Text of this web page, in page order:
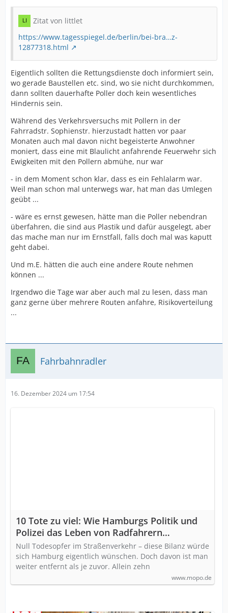
Zitat von littlet
https://www.tagesspiegel.de/berlin/bei-bra…z-
12877318.html
Eigentlich sollten die Rettungsdienste doch informiert sein,
wo gerade Baustellen etc. sind, wo sie nicht durchkommen,
dann sollten dauerhafte Poller doch kein wesentliches
Hindernis sein.
Während des Verkehrsversuchs mit Pollern in der
Fahrradstr. Sophienstr. hierzustadt hatten vor paar
Monaten auch mal davon nicht begeisterte Anwohner
moniert, dass eine mit Blaulicht anfahrende Feuerwehr sich
Ewigkeiten mit den Pollern abmühe, nur war
- in dem Moment schon klar, dass es ein Fehlalarm war.
Weil man schon mal unterwegs war, hat man das Umlegen
geübt ...
- wäre es ernst gewesen, hätte man die Poller nebendran
überfahren, die sind aus Plastik und dafür ausgelegt, aber
das mache man nur im Ernstfall, falls doch mal was kaputt
geht dabei.
Und m.E. hätten die auch eine andere Route nehmen
können ...
Irgendwo die Tage war aber auch mal zu lesen, dass man
ganz gerne über mehrere Routen anfahre, Risikoverteilung
...
Fahrbahnradler
16. Dezember 2024 um 17:54
10 Tote zu viel: Wie Hamburgs Politik und
Polizei das Leben von Radfahrern
gefährden (M+)
Null Todesopfer im Straßenverkehr – diese Bilanz würde
sich Hamburg eigentlich wünschen. Doch davon ist man
weiter entfernt als je zuvor. Allein zehn
www.mopo.de